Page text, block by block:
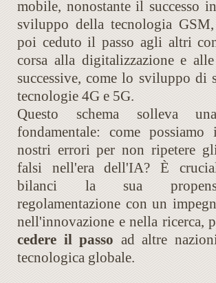
mobile, nonostante il successo
sviluppo della tecnologia
poi ceduto il passo agli altri
corsa alla digitalizzazione e
successive, come lo sviluppo di
tecnologie 4G e 5G.
Questo schema solleva
fondamentale: come possiamo
nostri errori per non ripetere
falsi nell'era dell'IA? È
bilanci la sua
regolamentazione con un
nell'innovazione e nella ricerca,
cedere il passo ad altre
tecnologica globale.